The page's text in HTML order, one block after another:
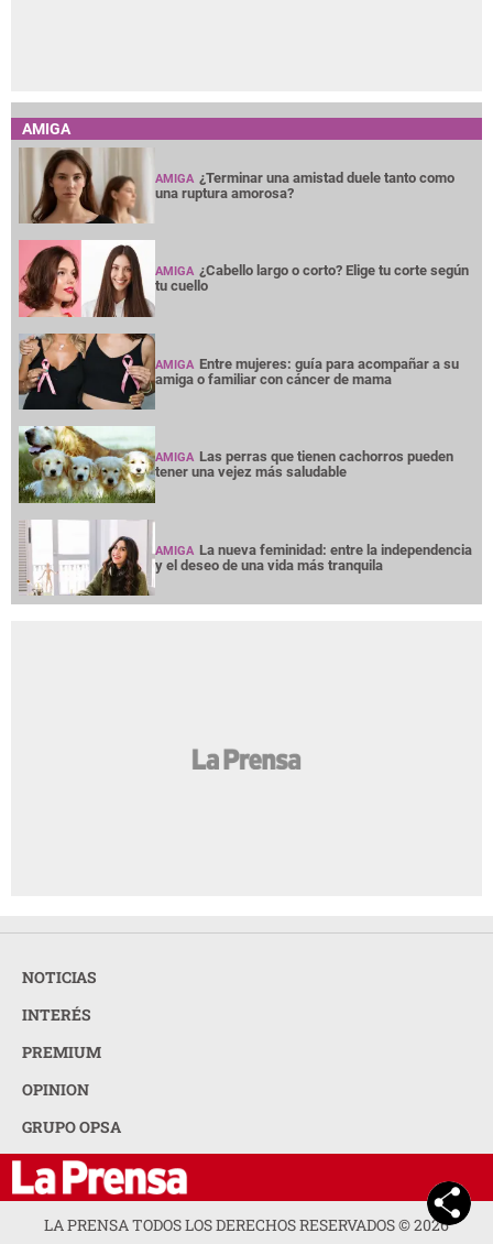
AMIGA
AMIGA ¿Terminar una amistad duele tanto como
una ruptura amorosa?
AMIGA ¿Cabello largo o corto? Elige tu corte según
tu cuello
AMIGA Entre mujeres: guía para acompañar a su
amiga o familiar con cáncer de mama
AMIGA Las perras que tienen cachorros pueden
tener una vejez más saludable
AMIGA La nueva feminidad: entre la independencia
y el deseo de una vida más tranquila
NOTICIAS
INTERÉS
PREMIUM
OPINION
GRUPO OPSA
LA PRENSA TODOS LOS DERECHOS RESERVADOS ©2026